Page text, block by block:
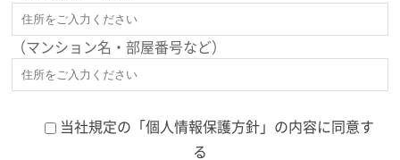
（マンション名・部屋番号など）
当社規定の「 個人情報保護方針」の内容に同意す
る